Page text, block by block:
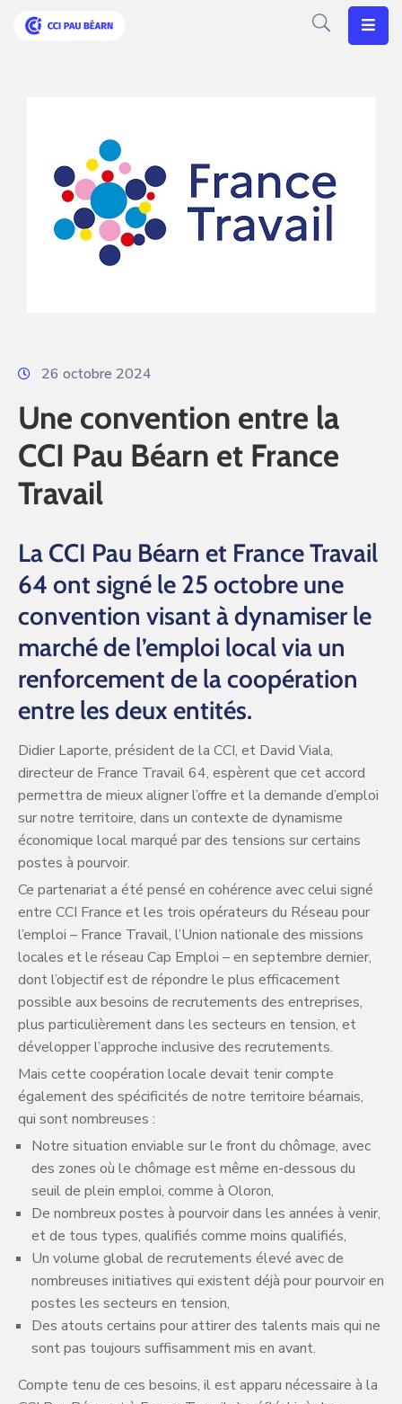
Besoins
Agenda
26 octobre 2024
Une convention entre la
CCI Pau Béarn et France
Travail
La CCI Pau Béarn et France Travail
64 ont signé le 25 octobre une
convention visant à dynamiser le
marché de l’emploi local via un
renforcement de la coopération
entre les deux entités.
Didier Laporte, président de la CCI, et David Viala,
directeur de France Travail 64, espèrent que cet accord
permettra de mieux aligner l’offre et la demande d’emploi
sur notre territoire, dans un contexte de dynamisme
économique local marqué par des tensions sur certains
postes à pourvoir.
Ce partenariat a été pensé en cohérence avec celui signé
entre CCI France et les trois opérateurs du Réseau pour
l’emploi – France Travail, l’Union nationale des missions
locales et le réseau Cap Emploi – en septembre dernier,
dont l’objectif est de répondre le plus efficacement
possible aux besoins de recrutements des entreprises,
plus particulièrement dans les secteurs en tension, et
développer l’approche inclusive des recrutements.
Mais cette coopération locale devait tenir compte
également des spécificités de notre territoire béarnais,
qui sont nombreuses :
Notre situation enviable sur le front du chômage, avec
des zones où le chômage est même en-dessous du
seuil de plein emploi, comme à Oloron,
De nombreux postes à pourvoir dans les années à venir,
et de tous types, qualifiés comme moins qualifiés,
Un volume global de recrutements élevé avec de
nombreuses initiatives qui existent déjà pour pourvoir en
postes les secteurs en tension,
Des atouts certains pour attirer des talents mais qui ne
sont pas toujours suffisamment mis en avant.
Compte tenu de ces besoins, il est apparu nécessaire à la